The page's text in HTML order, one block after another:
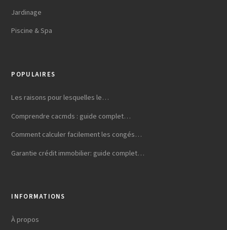
Jardinage
Piscine & Spa
POPULAIRES
Les raisons pour lesquelles le…
Comprendre cacmds : guide complet…
Comment calculer facilement les congés…
Garantie crédit immobilier: guide complet…
INFORMATIONS
À propos